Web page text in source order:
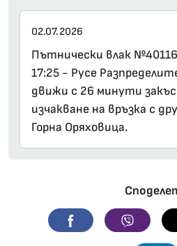
02.07.2026
Пътнически влак
17:25 - Русе
движи с 26 минути
изчакване на връзка с
Горна Оряховица.
Facebook Viber